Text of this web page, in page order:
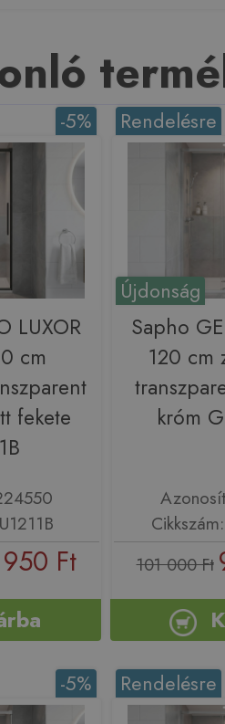
-5%
LUXOR
cm
fekete
Ft
Újdonság
Rendelésre
Sapho
120 cm
króm
101 000 Ft
-5% Rendelésre